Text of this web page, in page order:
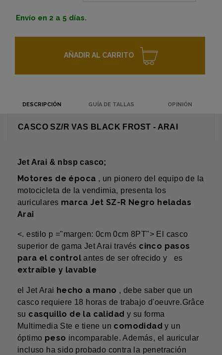
Envío en 2 a 5 días.
AÑADIR AL CARRITO
DESCRIPCIÓN GUÍA DE TALLAS OPINIÓN
CASCO SZ/R VAS BLACK FROST - ARAI
Jet Arai & nbsp casco;
Motores de época , un pionero del equipo de la
motocicleta de la vendimia, presenta los
auriculares marca Jet SZ-R Negro heladas
Arai
<. estilo p ="margen: 0cm 0cm 8PT"> El casco
superior de gama Jet Arai través cinco pasos
para el controlantes de ser ofrecido y es
extraíble y lavable
el Jet Arai hecho a mano , debe saber que un
casco requiere 18 horas de trabajo d'oeuvre.Grâce
su casquillo de la calidad y su forma
Multimedia Ste e tiene un comodidady un
óptimo peso incomparable. Además, el auricular
incluso ha sido probado contra la penetración